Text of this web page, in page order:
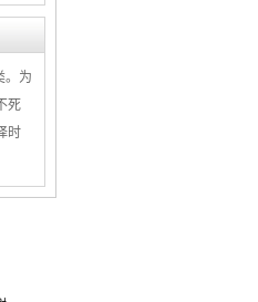
。为
死
时